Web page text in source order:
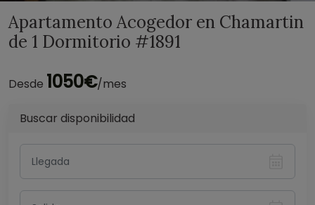
Apartamento Acogedor en Chamartin
de 1 Dormitorio #1891
Desde 1050€/mes
Buscar disponibilidad